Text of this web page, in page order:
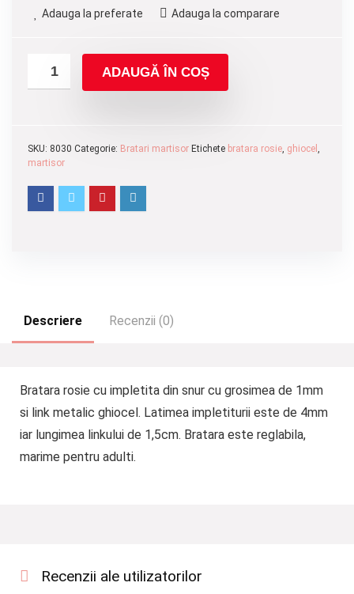
Adauga la preferate Adauga la comparare
ADAUGĂ ÎN COȘ
SKU: 8030 Categorie: Bratari martisor Etichete bratara rosie, ghiocel ,
martisor
Descriere Recenzii (0)
Bratara rosie cu impletita din snur cu grosimea de 1mm
si link metalic ghiocel. Latimea impletiturii este de 4mm
iar lungimea linkului de 1,5cm. Bratara este reglabila,
marime pentru adulti.
Recenzii ale utilizatorilor